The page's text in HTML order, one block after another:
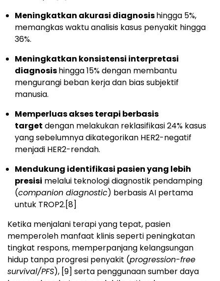
Meningkatkan akurasi diagnosishingga 5%,
memangkas waktu analisis kasus penyakit hingga
36%.
Meningkatkan konsistensi interpretasi
diagnosishingga 15% dengan membantu
mengurangi beban kerja dan bias subjektif
manusia.
Memperluas akses terapi berbasis
target dengan melakukan reklasifikasi 24% kasus
yang sebelumnya dikategorikan HER2-negatif
menjadi HER2-rendah.
Mendukung identifikasi pasien yang lebih
presisi melalui teknologi diagnostik pendamping
(companion diagnostic) berbasis AI pertama
untuk TROP2.[8]
Ketika menjalani terapi yang tepat, pasien
memperoleh manfaat klinis seperti peningkatan
tingkat respons, memperpanjang kelangsungan
hidup tanpa progresi penyakit (progression-free
survival/PFS), [9] serta penggunaan sumber daya